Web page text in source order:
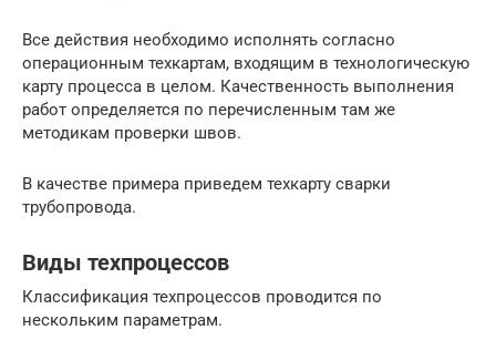
Все действия необходимо исполнять согласно
операционным техкартам, входящим в технологическую
карту процесса в целом. Качественность выполнения
работ определяется по перечисленным там же
методикам проверки швов.
В качестве примера приведем техкарту сварки
трубопровода.
Виды техпроцессов
Классификация техпроцессов проводится по
нескольким параметрам.